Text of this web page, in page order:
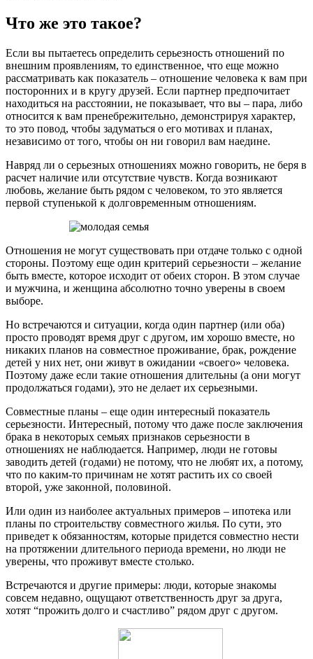
Что же это такое?
Если вы пытаетесь определить серьезность отношений по
внешним проявлениям, то единственное, что еще можно
рассматривать как показатель – отношение человека к вам при
посторонних и в кругу друзей. Если партнер предпочитает
находиться на расстоянии, не показывает, что вы – пара, либо
относится к вам пренебрежительно, демонстрируя характер,
то это повод, чтобы задуматься о его мотивах и планах,
независимо от того, чтобы он ни говорил вам наедине.
Навряд ли о серьезных отношениях можно говорить, не беря в
расчет наличие или отсутствие чувств. Когда возникают
любовь, желание быть рядом с человеком, то это является
первой ступенькой к долговременным отношениям.
Отношения не могут существовать при отдаче только с одной
стороны. Поэтому еще один критерий серьезности – желание
быть вместе, которое исходит от обеих сторон. В этом случае
и мужчина, и женщина абсолютно точно уверены в своем
выборе.
Но встречаются и ситуации, когда один партнер (или оба)
просто проводят время друг с другом, им хорошо вместе, но
никаких планов на совместное проживание, брак, рождение
детей у них нет, они живут в ожидании «своего» человека.
Поэтому даже если такие отношения длительны (а они могут
продолжаться годами), это не делает их серьезными.
Совместные планы – еще один интересный показатель
серьезности. Интересный, потому что даже после заключения
брака в некоторых семьях признаков серьезности в
отношениях не наблюдается. Например, люди не готовы
заводить детей (годами) не потому, что не любят их, а потому,
что по каким-то причинам не хотят растить их со своей
второй, уже законной, половиной.
Или один из наиболее актуальных примеров – ипотека или
планы по строительству совместного жилья. По сути, это
приведет к обязанностям, которые придется совместно нести
на протяжении длительного периода времени, но люди не
уверены, что проживут вместе столько.
Встречаются и другие примеры: люди, которые знакомы
совсем недавно, ощущают ответственность друг за друга,
хотят “прожить долго и счастливо” рядом друг с другом.